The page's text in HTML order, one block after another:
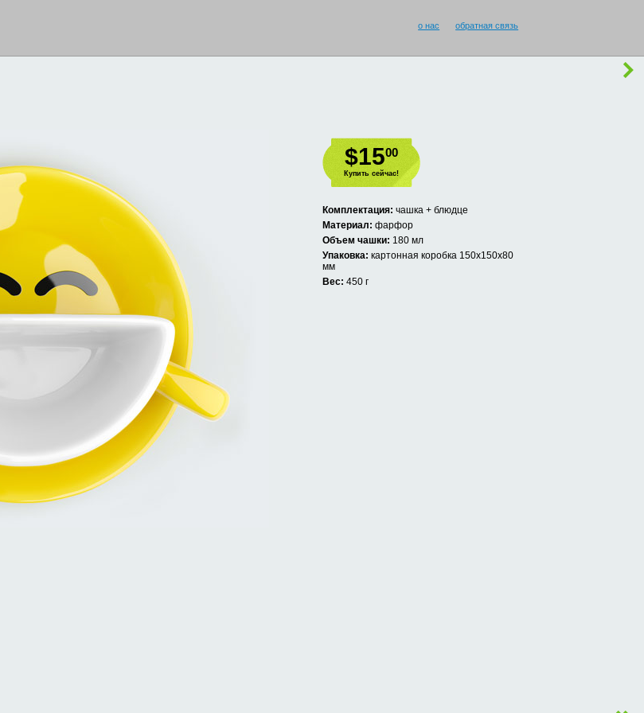
обратная связь
о нас
$1500
Купить сейчас!
Комплектация: чашка + блюдце
Материал: фарфор
Объем чашки: 180 мл
Упаковка: картонная коробка 150х150х80
мм
Вес: 450 г